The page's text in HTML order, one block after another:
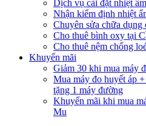
Dịch vụ cài đặt nhiệt
Nhận kiểm định nhiệt
Chuyên sửa chữa dụng
Cho thuê bình oxy tại
Cho thuê nệm chống
Khuyến mãi
Giảm 30 khi mua máy
Mua máy đo huyết áp
tặng 1 máy đường
Khuyến mãi khi mua
Mu